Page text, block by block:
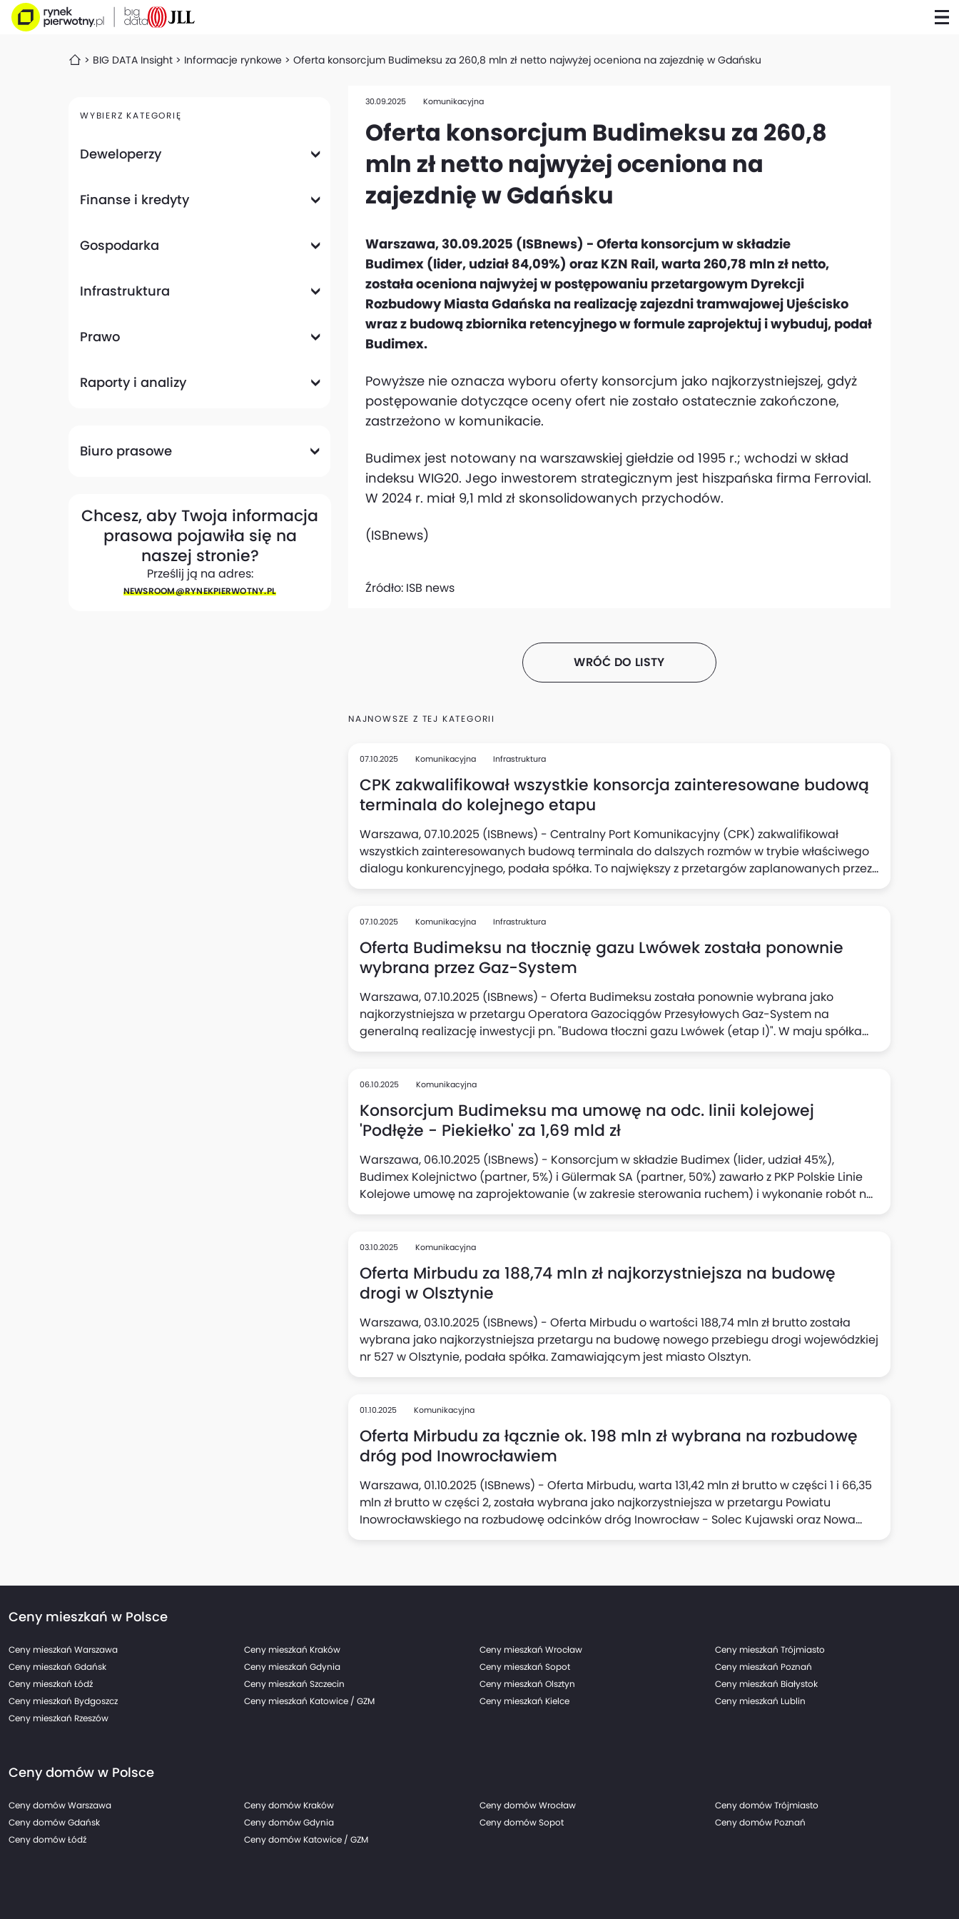
BIG DATA Insight Informacje rynkowe Oferta konsorcjum Budimeksu za 260,8 mln zł netto najwyżej oceniona na zajezdnię w Gdańsku
WYBIERZ KATEGORIĘ
Deweloperzy
Finanse i kredyty
Gospodarka
Infrastruktura
Prawo
Raporty i analizy
Biuro prasowe
Chcesz, aby Twoja informacja
prasowa pojawiła się na
naszej stronie?
Prześlij ją na adres:
NEWSROOM@​RYNEKPIERWOTNY.PL
30.09.2025 Komunikacyjna
Oferta konsorcjum Budimeksu za 260,8
mln zł netto najwyżej oceniona na
zajezdnię w Gdańsku
Warszawa, 30.09.2025 (ISBnews) - Oferta konsorcjum w składzie
Budimex (lider, udział 84,09%) oraz KZN Rail, warta 260,78 mln zł netto,
została oceniona najwyżej w postępowaniu przetargowym Dyrekcji
Rozbudowy Miasta Gdańska na realizację zajezdni tramwajowej Ujeścisko
wraz z budową zbiornika retencyjnego w formule ‎zaprojektuj i wybuduj, podał
Budimex.
Powyższe nie oznacza wyboru oferty konsorcjum jako najkorzystniejszej, gdyż
postępowanie dotyczące oceny ‎ofert nie zostało ostatecznie zakończone,
zastrzeżono w komunikacie.
Budimex jest notowany na warszawskiej giełdzie od 1995 r.; wchodzi w skład
indeksu WIG20. Jego inwestorem strategicznym jest hiszpańska firma Ferrovial.
W 2024 r. miał 9,1 mld zł skonsolidowanych przychodów.
(ISBnews)
Źródło: ISB news
WRÓĆ DO LISTY
NAJNOWSZE Z TEJ KATEGORII
07.10.2025 Komunikacyjna Infrastruktura
CPK zakwalifikował wszystkie konsorcja zainteresowane budową
terminala do kolejnego etapu
Warszawa, 07.10.2025 (ISBnews) - Centralny Port Komunikacyjny (CPK) zakwalifikował
wszystkich zainteresowanych budową terminala do dalszych rozmów w trybie właściwego
dialogu konkurencyjnego, podała spółka. To największy z przetargów zaplanowanych przez
CPK w tym roku - o szacowanej wartości znacznie przekraczającej 5 mld zł.
07.10.2025 Komunikacyjna Infrastruktura
Oferta Budimeksu na tłocznię gazu Lwówek została ponownie
wybrana przez Gaz-System
Warszawa, 07.10.2025 (ISBnews) - Oferta Budimeksu została ponownie wybrana jako
najkorzystniejsza w przetargu Operatora ‎Gazociągów Przesyłowych Gaz-System na
generalną realizację inwestycji pn. "Budowa tłoczni gazu Lwówek (etap I)". W maju spółka
podawała, że oferta warta jest łącznie 437,66 mln zł netto.
06.10.2025 Komunikacyjna
Konsorcjum Budimeksu ma umowę na odc. linii kolejowej
'Podłęże - Piekiełko' za 1,69 mld zł
Warszawa, 06.10.2025 (ISBnews) - Konsorcjum w składzie Budimex (lider, udział 45%),
Budimex ‎Kolejnictwo (partner, 5%) i Gülermak SA (partner, 50%) zawarło z PKP Polskie Linie
Kolejowe umowę na zaprojektowanie (w zakresie sterowania ruchem) i ‎wykonanie robót na
linii kolejowej nr 622 na tzw. odcinku H Szczyrzyc - ‎Tymbark w ramach budowy nowej linii
Piekiełko), podał Budimex. Wartość umowy to 1 693,35 mln zł netto, w tym zakres
podstawowy 1 690,85 mln zł netto, a wynagrodzenie warunkowe 280,43 mln zł ‎netto. Termin
zakończenia robót przypada na 54 miesiące od daty zawarcia umowy.
03.10.2025 Komunikacyjna
Oferta Mirbudu za 188,74 mln zł najkorzystniejsza na budowę
drogi w Olsztynie
Warszawa, 03.10.2025 (ISBnews) - Oferta Mirbudu o wartości 188,74 mln zł brutto została
wybrana jako najkorzystniejsza przetargu na budowę nowego przebiegu drogi wojewódzkiej
nr 527 w Olsztynie, podała spółka. Zamawiającym jest miasto Olsztyn.
01.10.2025 Komunikacyjna
Oferta Mirbudu za łącznie ok. 198 mln zł wybrana na rozbudowę
dróg pod Inowrocławiem
Warszawa, 01.10.2025 (ISBnews) - Oferta Mirbudu, warta 131,42 mln zł brutto w części 1 i 66,35
mln zł brutto w części 2, została wybrana jako najkorzystniejsza w przetargu Powiatu
Inowrocławskiego na rozbudowę odcinków dróg Inowrocław - Solec Kujawski oraz Nowa
Wieś Wielka - Leszyce, podała spółka.
Ceny mieszkań w Polsce
Ceny mieszkań Warszawa Ceny mieszkań Kraków Ceny mieszkań Wrocław
Ceny mieszkań Trójmiasto
Ceny mieszkań Gdańsk
Ceny mieszkań Gdynia Ceny mieszkań Sopot
Ceny mieszkań Poznań
Ceny mieszkań Łódź
Ceny mieszkań Szczecin Ceny mieszkań Olsztyn
Ceny mieszkań Białystok
Ceny mieszkań Bydgoszcz
Ceny mieszkań Katowice / GZM Ceny mieszkań Kielce
Ceny mieszkań Lublin
Ceny mieszkań Rzeszów
Ceny domów w Polsce
Ceny domów Warszawa Ceny domów Kraków Ceny domów Wrocław
Ceny domów Trójmiasto
Ceny domów Gdańsk
Ceny domów Gdynia Ceny domów Sopot
Ceny domów Poznań
Ceny domów Łódź
Ceny domów Katowice / GZM